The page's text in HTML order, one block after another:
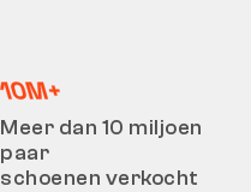
Meer dan 10 miljoen
paar
schoenen verkocht